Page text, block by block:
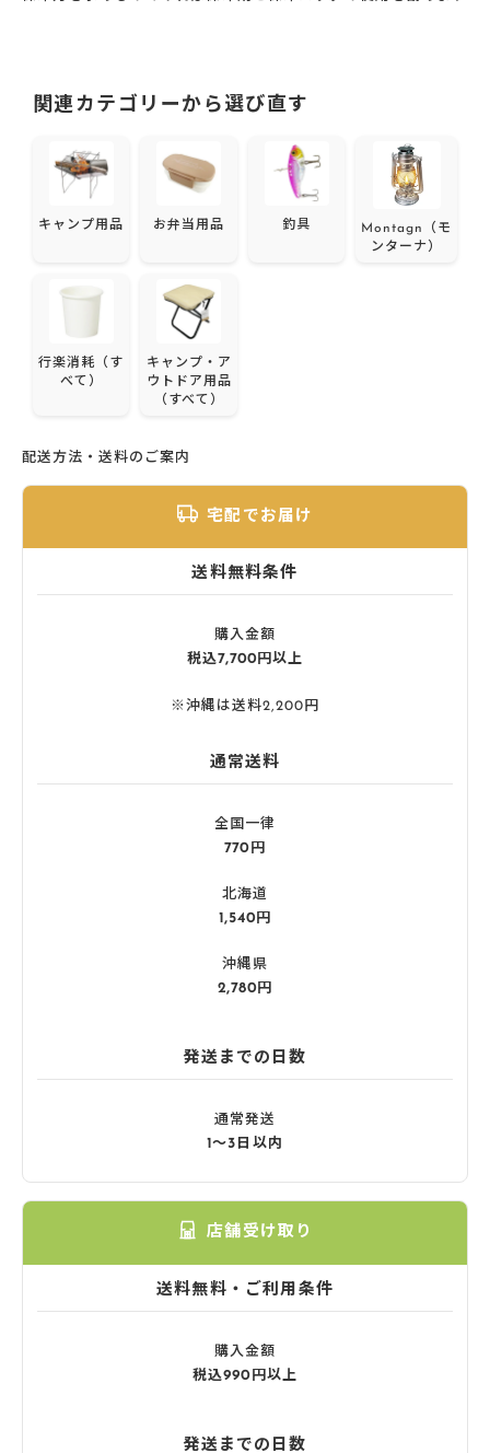
関連カテゴリーから選び直す
キャンプ用品 お弁当用品 釣具
Montagn（モ
ンターナ）
行楽消耗（す
べて）
キャンプ・ア
ウトドア用品
（すべて）
配送方法・送料のご案内
宅配でお届け
送料無料条件
購入金額
税込7,700円以上
※沖縄は送料2,200円
通常送料
全国一律
770円
北海道
1,540円
沖縄県
2,780円
発送までの日数
通常発送
1〜3日以内
店舗受け取り
送料無料・ご利用条件
購入金額
税込990円以上
発送までの日数